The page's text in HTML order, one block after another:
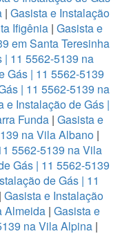
| Gasista e Instalação
Ifigênia | Gasista e
em Santa Teresinha
| 11 5562-5139 na
Gás | 11 5562-5139
| 11 5562-5139 na
e Instalação de Gás |
Funda | Gasista e
na Vila Albano |
5562-5139 na Vila
Gás | 11 5562-5139
de Gás | 11
| Gasista e Instalação
Almeida | Gasista e
na Vila Alpina |